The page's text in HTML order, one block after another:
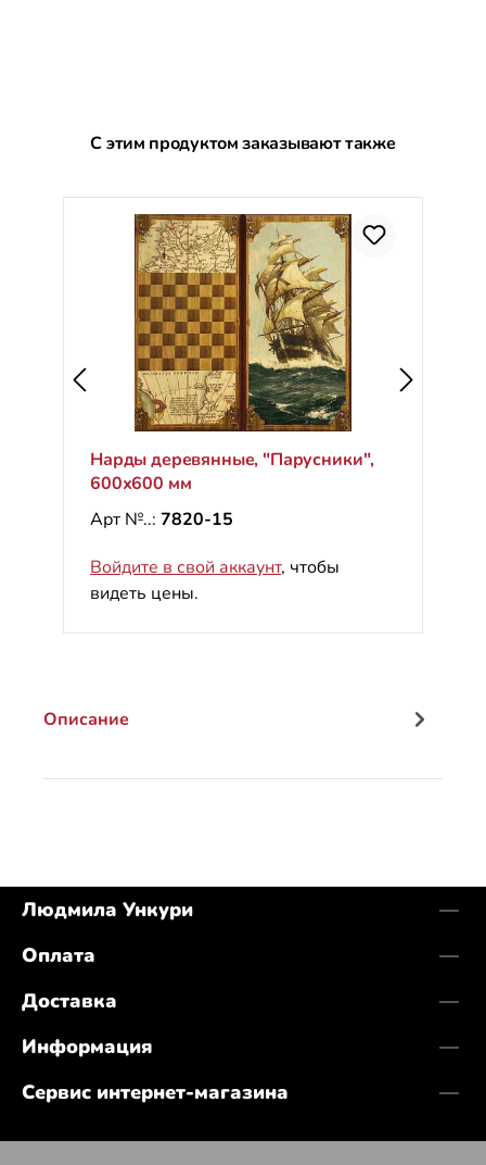
Пропустить галерею продуктов
С этим продуктом заказывают также
Нарды деревянные, "Парусники",
600х600 мм
Арт №..: 7820-15
Войдите в свой аккаунт, чтобы
видеть цены.
Описание
Людмила Ункури
Оплата
Доставка
Информация
Сервис интернет-магазина